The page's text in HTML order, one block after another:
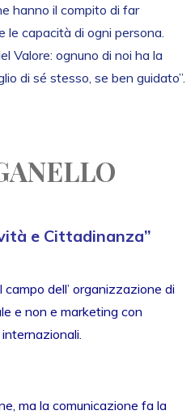
hanno il compito di far
le capacità di ogni persona.
Valore: ognuno di noi ha la
di sé stesso, se ben guidato”.
e Cittadinanza”
dell’ organizzazione di
e non e marketing con
ma la comunicazione fa la